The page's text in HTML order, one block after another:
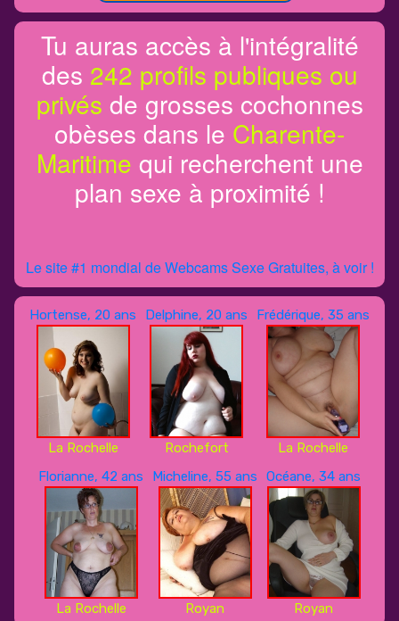
Tu auras accès à l'intégralité
des 242 profils publiques ou
privés de grosses cochonnes
obèses dans le Charente-
Maritime qui recherchent une
plan sexe à proximité !
Le site #1 mondial de Webcams Sexe Gratuites, à voir !
Hortense, 20 ans
La Rochelle
Delphine, 20 ans
Rochefort
Frédérique, 35 ans
La Rochelle
Florianne, 42 ans
La Rochelle
Micheline, 55 ans
Royan
Océane, 34 ans
Royan